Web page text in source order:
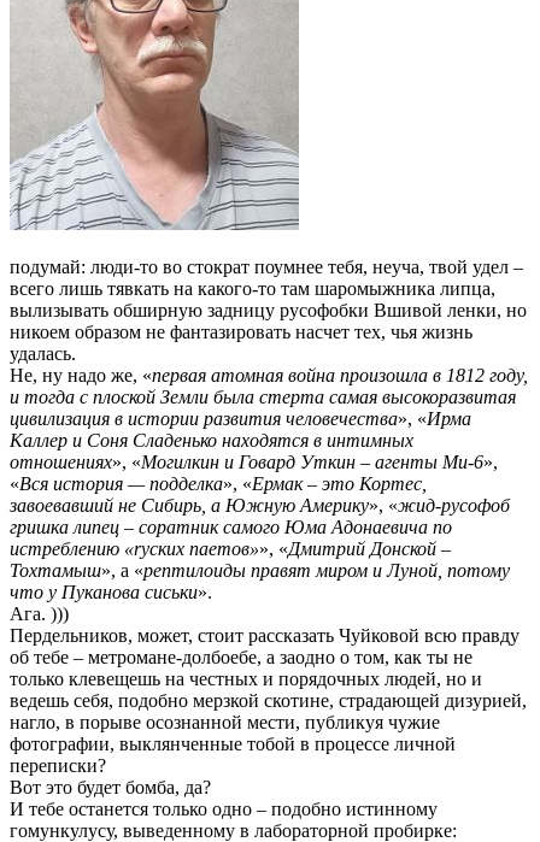
подумай: люди-то во стократ поумнее тебя, неуча, твой удел –
всего лишь тявкать на какого-то там шаромыжника липца,
вылизывать обширную задницу русофобки Вшивой ленки, но
никоем образом не фантазировать насчет тех, чья жизнь
удалась.
Не, ну надо же, «первая атомная война произошла в 1812 году,
и тогда с плоской Земли была стерта самая высокоразвитая
цивилизация в истории развития человечества», «Ирма
Каллер и Соня Сладенько находятся в интимных
отношениях», «Могилкин и Говард Уткин – агенты Ми-6»,
«Вся история — подделка», «Ермак – это Кортес,
завоевавший не Сибирь, а Южную Америку», «жид-русофоб
гришка липец – соратник самого Юма Адонаевича по
истреблению «rуских паетов»», «Дмитрий Донской –
Тохтамыш», а «рептилоиды правят миром и Луной, потому
что у Пуканова сиськи».
Ага. )))
Пердельников, может, стоит рассказать Чуйковой всю правду
об тебе – метромане-долбоебе, а заодно о том, как ты не
только клевещешь на честных и порядочных людей, но и
ведешь себя, подобно мерзкой скотине, страдающей дизурией,
нагло, в порыве осознанной мести, публикуя чужие
фотографии, выклянченные тобой в процессе личной
переписки?
Вот это будет бомба, да?
И тебе останется только одно – подобно истинному
гомункулусу, выведенному в лабораторной пробирке: